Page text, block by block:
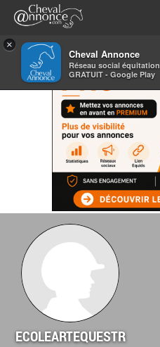
×
Cheval Annonce
Réseau social équitation
GRATUIT - Google Play
ECOLEARTEQUESTR